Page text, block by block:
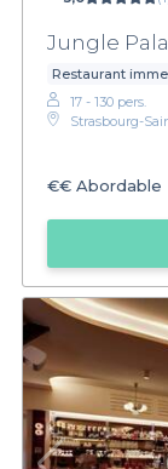
Jungle
Restaurant
17 - 130 pers.
Strasbourg-
€€ Abordable